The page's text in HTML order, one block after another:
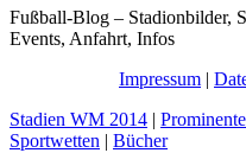
Fußball-Blog – Stadionbilder,
Events, Anfahrt, Infos
Impressum |
Stadien WM 2014 |
Sportwetten | Bücher